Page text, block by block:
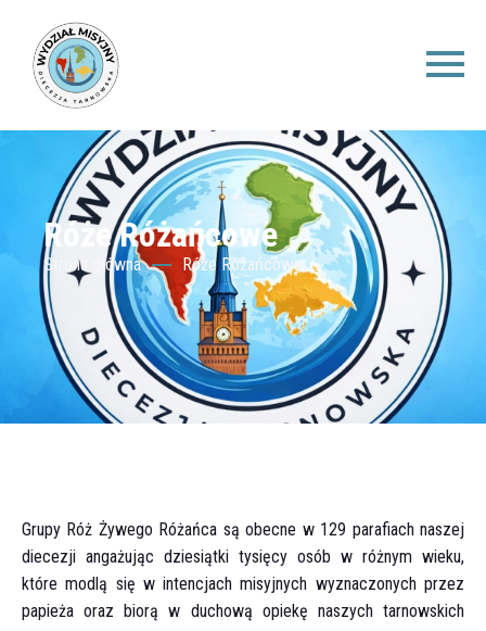
Róże Różańcowe
Strona główna Róże Różańcowe
Grupy Róż Żywego Różańca są obecne w 129 parafiach naszej
diecezji angażując dziesiątki tysięcy osób w różnym wieku,
które modlą się w intencjach misyjnych wyznaczonych przez
papieża oraz biorą w duchową opiekę naszych tarnowskich